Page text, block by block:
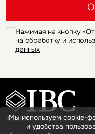
Нажимая на кнопку
на обработку и
данных
Мы используем cookie-
и удобства